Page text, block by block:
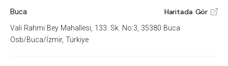
Buca Haritada Gör V
Vali Rahmi Bey Mahallesi, 133. Sk. No:3, 35380 Buca
Osb/Buca/İzmir, Türkiye